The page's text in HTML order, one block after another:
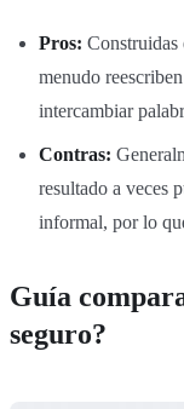
Pros: Construidas
menudo
intercambiar
Contras:
resultado a veces
informal, por lo
Guía
seguro?